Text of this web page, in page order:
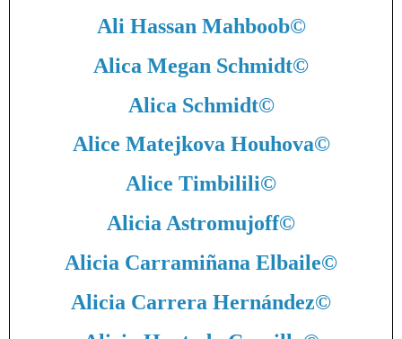
Ali Hassan Mahboob©
Alica Megan Schmidt©
Alica Schmidt©
Alice Matejkova Houhova©
Alice Timbilili©
Alicia Astromujoff©
Alicia Carramiñana Elbaile©
Alicia Carrera Hernández©